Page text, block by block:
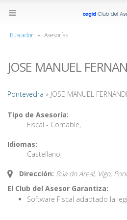
Buscador » Asesorías
JOSE MANUEL
Pontevedra » JOSE MANUEL
Tipo de Asesoría:
Fiscal - Contable,
Idiomas:
Castellano,
Dirección: Rúa do Areal, Vigo,
El Club del Asesor Garantiza:
Software Fiscal adaptado la